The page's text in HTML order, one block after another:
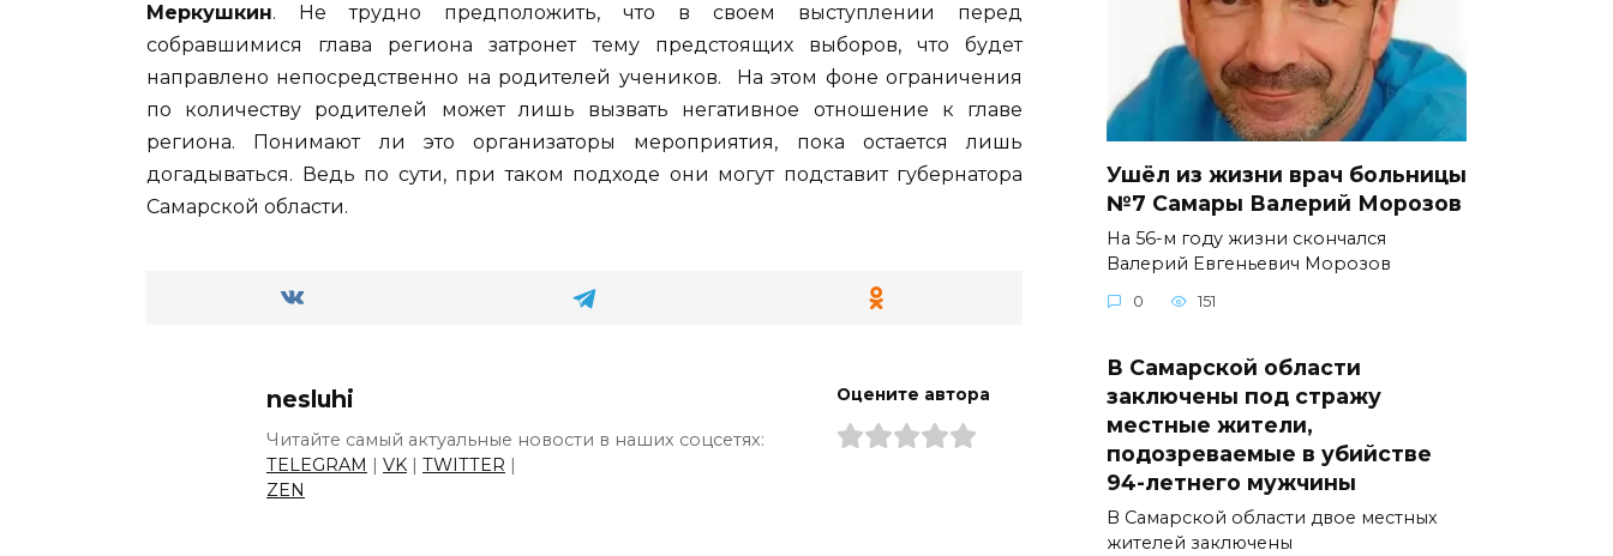
Меркушкин. Не трудно предположить, что в своем выступлении перед
собравшимися глава региона затронет тему предстоящих выборов, что будет
направлено непосредственно на родителей учеников. На этом фоне ограничения
по количеству родителей может лишь вызвать негативное отношение к главе
региона. Понимают ли это организаторы мероприятия, пока остается лишь
догадываться. Ведь по сути, при таком подходе они могут подставит губернатора
Самарской области.
nesluhi
Читайте самый актуальные новости в наших соцсетях:
TELEGRAM
VK TWITTER
ZEN
Оцените автора
Ушёл из жизни врач больницы
№7 Самары Валерий Морозов
На 56-м году жизни скончался
Валерий Евгеньевич Морозов
0 151
В Самарской области
заключены под стражу
местные жители,
подозреваемые в убийстве
94-летнего мужчины
В Самарской области двое местных
жителей заключены